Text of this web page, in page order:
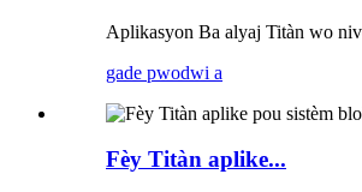
Aplikasyon Ba alyaj Titàn wo
gade pwodwi a
Fèy Titàn aplike...